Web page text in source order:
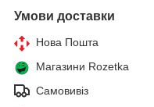
Умови доставки
Нова Пошта
Магазини Rozetka
Самовивіз